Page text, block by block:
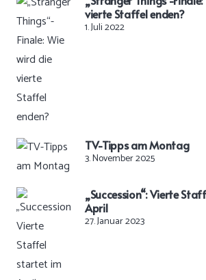
vierte Staffel enden?
1. Juli 2022
TV-Tipps am Montag
3. November 2025
„Succession“: Vierte
April
27. Januar 2023